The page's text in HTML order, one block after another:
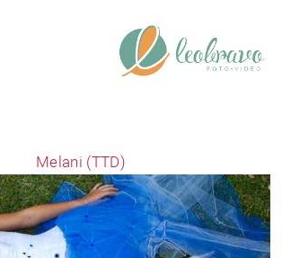
Melani (TTD)